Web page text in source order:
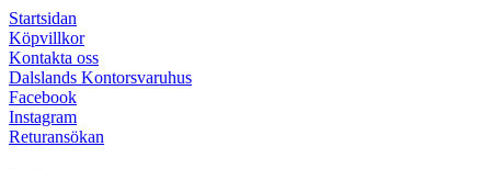
Startsidan
Köpvillkor
Kontakta oss
Dalslands Kontorsvaruhus
Facebook
Instagram
Returansökan